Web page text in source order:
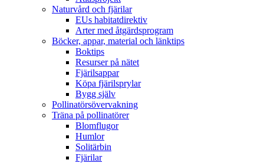
Naturvård och fjärilar
EUs habitatdirektiv
Arter med åtgärdsprogram
Böcker, appar, material och länktips
Boktips
Resurser på nätet
Fjärilsappar
Köpa fjärilsprylar
Bygg själv
Pollinatörsövervakning
Träna på pollinatörer
Blomflugor
Humlor
Solitärbin
Fjärilar